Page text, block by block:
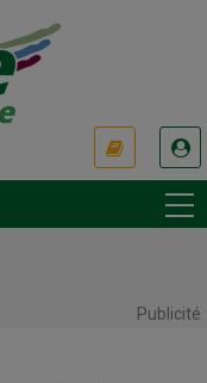
Publicité